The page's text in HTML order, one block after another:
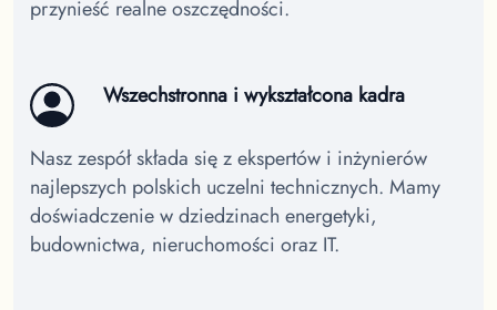
przynieść realne oszczędności.
Wszechstronna i wykształcona kadra
Nasz zespół składa się z ekspertów i inżynierów
najlepszych polskich uczelni technicznych. Mamy
doświadczenie w dziedzinach energetyki,
budownictwa, nieruchomości oraz IT.